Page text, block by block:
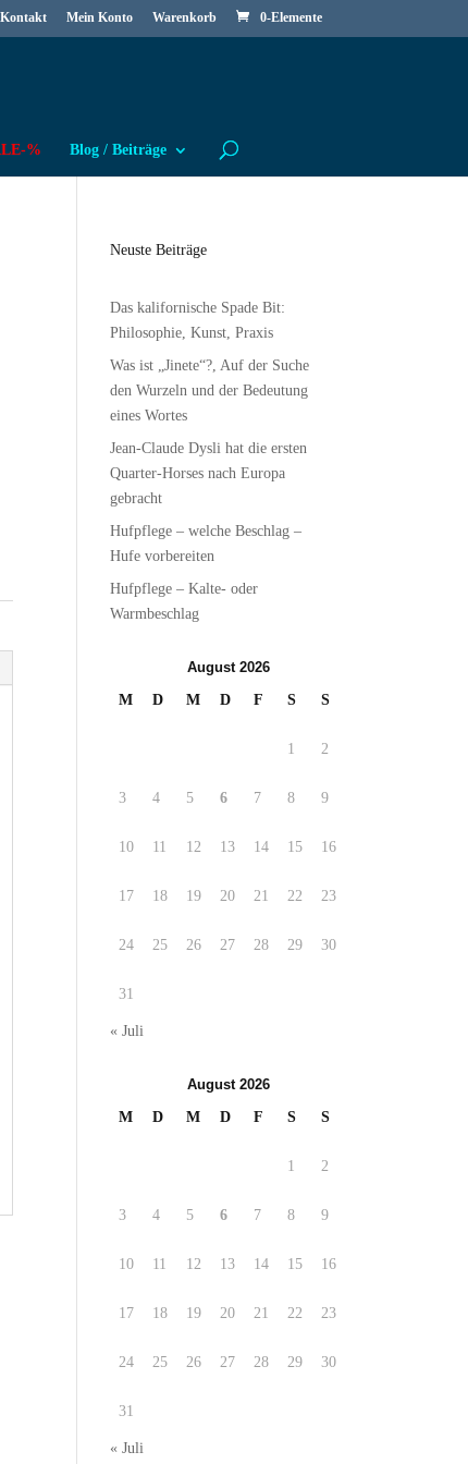
Kontakt Mein Konto Warenkorb 0-Elemente
% Blog / Beiträge
Neuste Beiträge
Das kalifornische Spade Bit:
Philosophie, Kunst, Praxis
Was ist „Jinete“?, Auf der Suche
den Wurzeln und der Bedeutung
eines Wortes
Jean-Claude Dysli hat die ersten
Quarter-Horses nach Europa
gebracht
Hufpflege – welche Beschlag –
Hufe vorbereiten
Hufpflege – Kalte- oder
Warmbeschlag
August 2026
M
D M D F S S
1 2
3 4 5 6 7 8 9
10 11 12 13 14 15 16
17 18 19 20 21 22 23
24 25 26 27 28 29 30
31
« Juli
August 2026
M
D M D F S S
1 2
3 4 5 6 7 8 9
10 11 12 13 14 15 16
17 18 19 20 21 22 23
24 25 26 27 28 29 30
31
« Juli